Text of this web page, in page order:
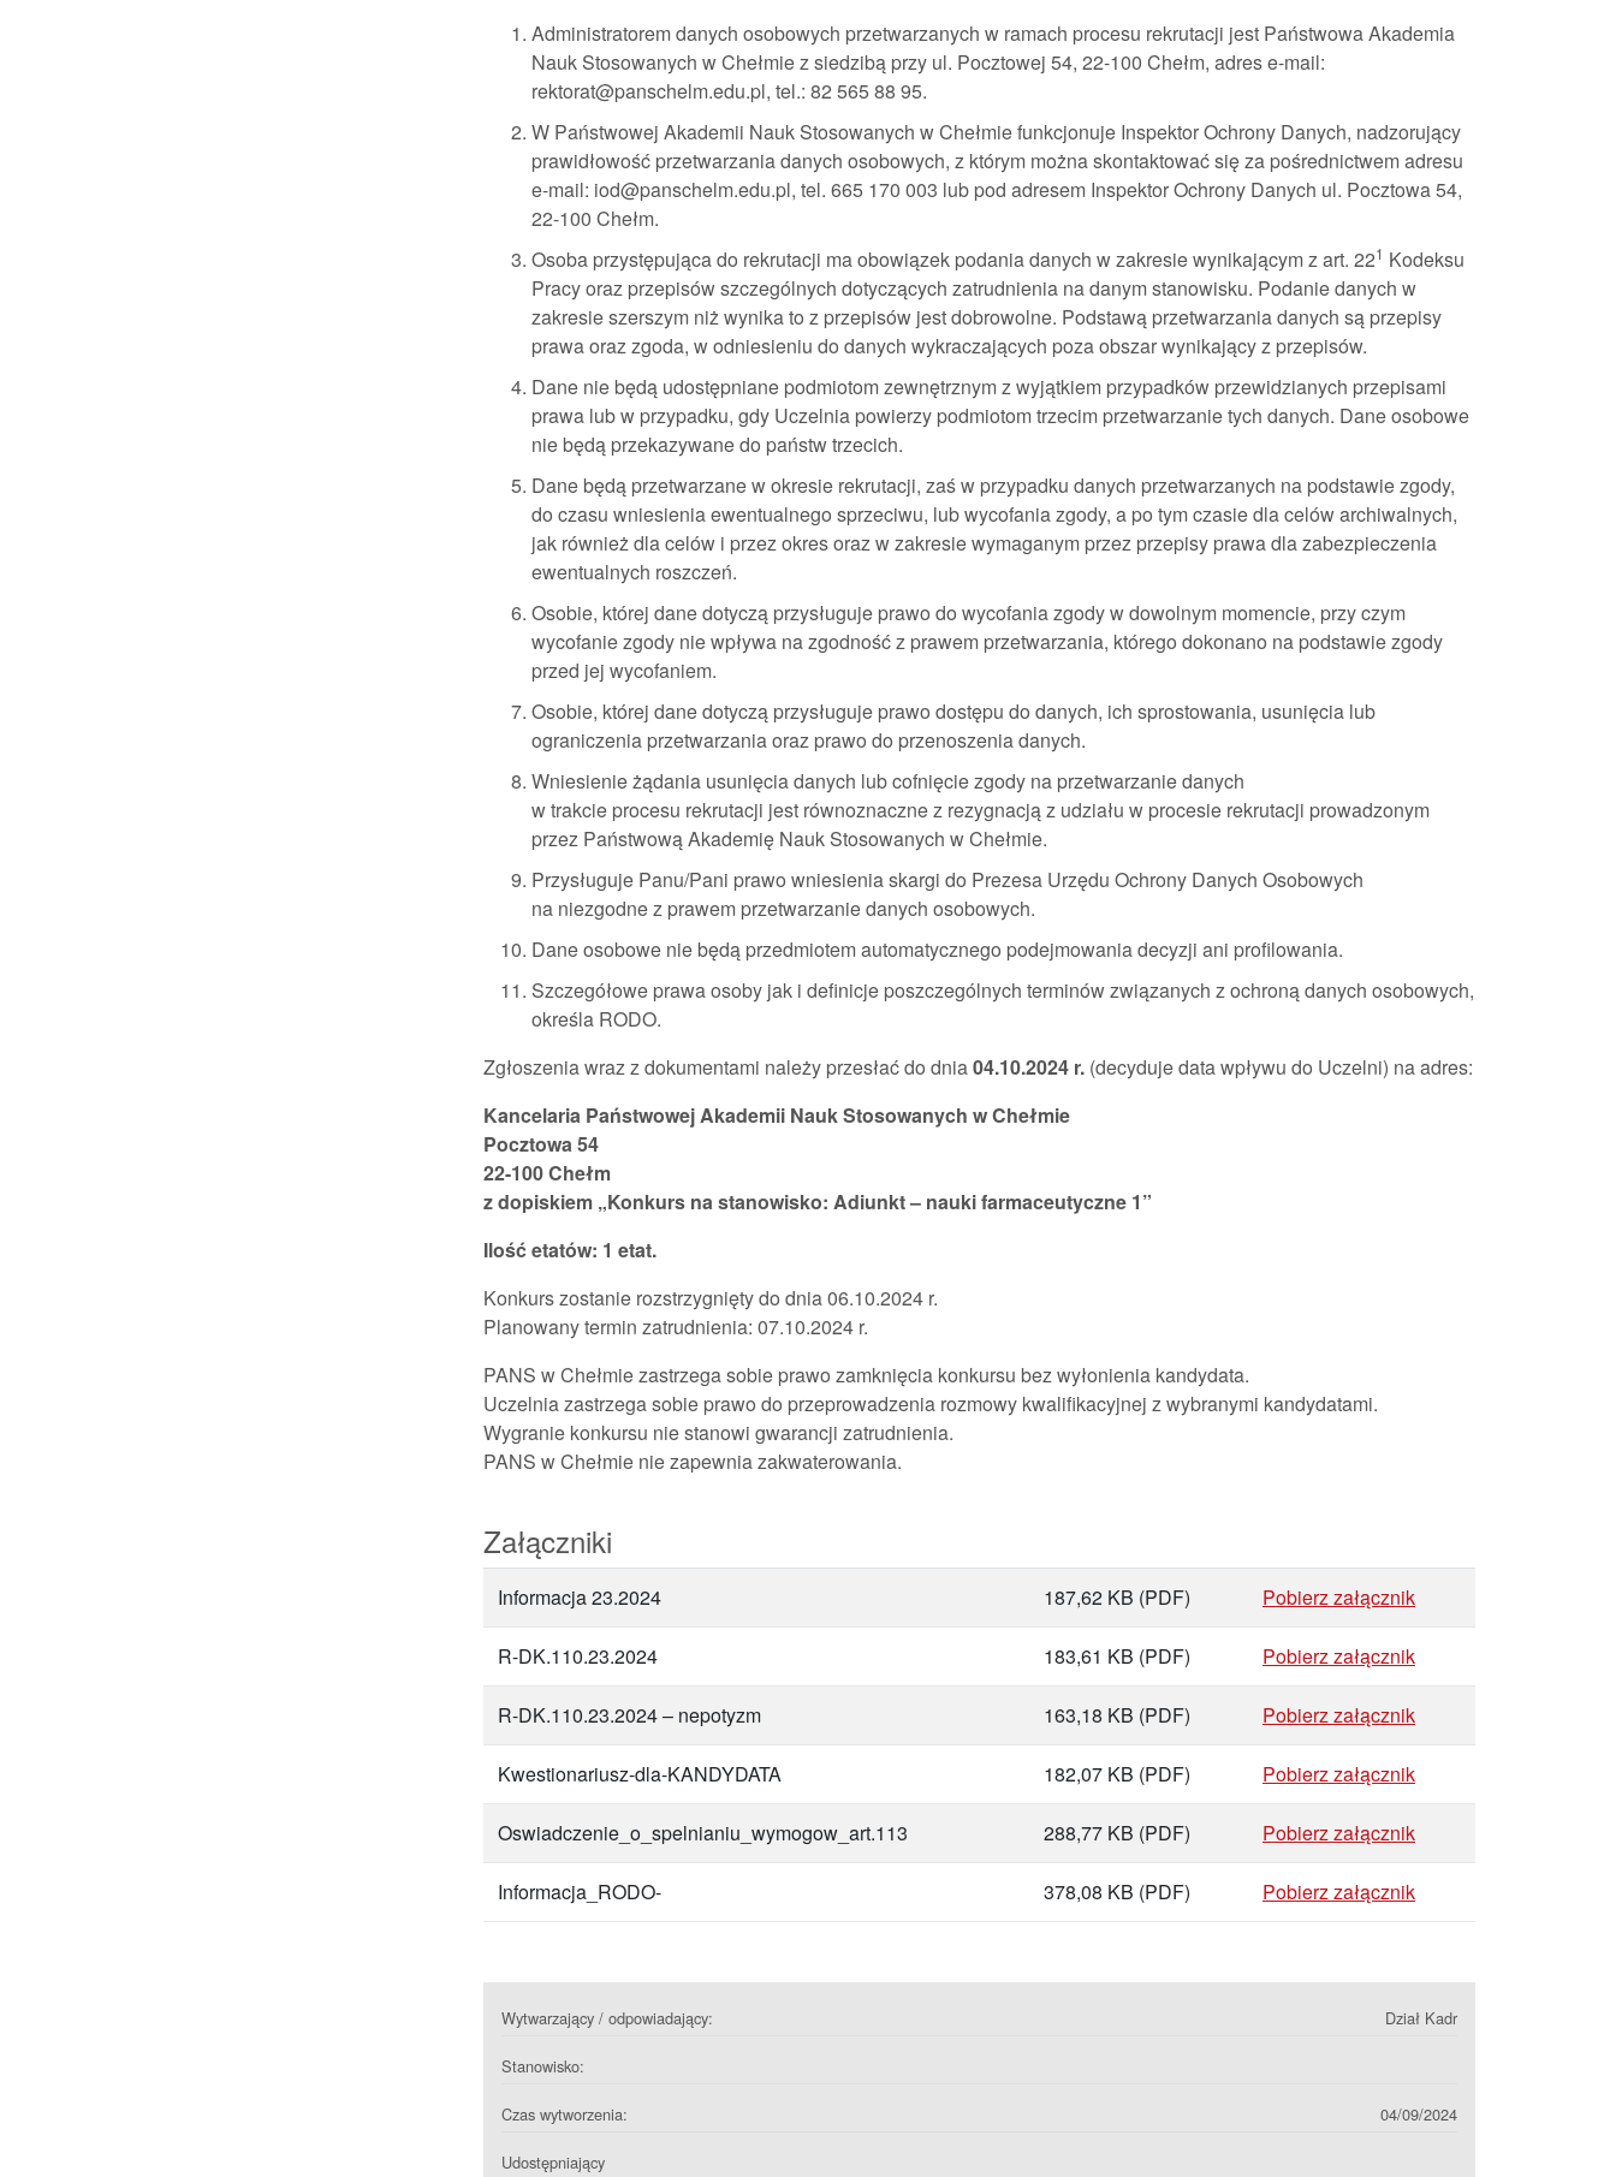
Administratorem danych osobowych przetwarzanych w ramach procesu rekrutacji jest Państwowa Akademia
Nauk Stosowanych w Chełmie z siedzibą przy ul. Pocztowej 54, 22-100 Chełm, adres e-mail:
rektorat@panschelm.edu.pl, tel.: 82 565 88 95.
W Państwowej Akademii Nauk Stosowanych w Chełmie funkcjonuje Inspektor Ochrony Danych, nadzorujący
prawidłowość przetwarzania danych osobowych, z którym można skontaktować się za pośrednictwem adresu
e-mail: iod@panschelm.edu.pl, tel. 665 170 003 lub pod adresem Inspektor Ochrony Danych ul. Pocztowa 54,
22-100 Chełm.
Osoba przystępująca do rekrutacji ma obowiązek podania danych w zakresie wynikającym z art. 221 Kodeksu
Pracy oraz przepisów szczególnych dotyczących zatrudnienia na danym stanowisku. Podanie danych w
zakresie szerszym niż wynika to z przepisów jest dobrowolne. Podstawą przetwarzania danych są przepisy
prawa oraz zgoda, w odniesieniu do danych wykraczających poza obszar wynikający z przepisów.
Dane nie będą udostępniane podmiotom zewnętrznym z wyjątkiem przypadków przewidzianych przepisami
prawa lub w przypadku, gdy Uczelnia powierzy podmiotom trzecim przetwarzanie tych danych. Dane osobowe
nie będą przekazywane do państw trzecich.
Dane będą przetwarzane w okresie rekrutacji, zaś w przypadku danych przetwarzanych na podstawie zgody,
do czasu wniesienia ewentualnego sprzeciwu, lub wycofania zgody, a po tym czasie dla celów archiwalnych,
jak również dla celów i przez okres oraz w zakresie wymaganym przez przepisy prawa dla zabezpieczenia
ewentualnych roszczeń.
Osobie, której dane dotyczą przysługuje prawo do wycofania zgody w dowolnym momencie, przy czym
wycofanie zgody nie wpływa na zgodność z prawem przetwarzania, którego dokonano na podstawie zgody
przed jej wycofaniem.
Osobie, której dane dotyczą przysługuje prawo dostępu do danych, ich sprostowania, usunięcia lub
ograniczenia przetwarzania oraz prawo do przenoszenia danych.
Wniesienie żądania usunięcia danych lub cofnięcie zgody na przetwarzanie danych
w trakcie procesu rekrutacji jest równoznaczne z rezygnacją z udziału w procesie rekrutacji prowadzonym
przez Państwową Akademię Nauk Stosowanych w Chełmie.
Przysługuje Panu/Pani prawo wniesienia skargi do Prezesa Urzędu Ochrony Danych Osobowych
na niezgodne z prawem przetwarzanie danych osobowych.
Dane osobowe nie będą przedmiotem automatycznego podejmowania decyzji ani profilowania.
Szczegółowe prawa osoby jak i definicje poszczególnych terminów związanych z ochroną danych osobowych,
określa RODO.
Zgłoszenia wraz z dokumentami należy przesłać do dnia04.10.2024 r. (decyduje data wpływu do Uczelni) na adres:
Kancelaria Państwowej Akademii Nauk Stosowanych w Chełmie
Pocztowa 54
22-100 Chełm
z dopiskiem „Konkurs na stanowisko: Adiunkt – nauki farmaceutyczne 1”
Ilość etatów: 1 etat.
Konkurs zostanie rozstrzygnięty do dnia 06.10.2024 r.
Planowany termin zatrudnienia: 07.10.2024 r.
PANS w Chełmie zastrzega sobie prawo zamknięcia konkursu bez wyłonienia kandydata.
Uczelnia zastrzega sobie prawo do przeprowadzenia rozmowy kwalifikacyjnej z wybranymi kandydatami.
Wygranie konkursu nie stanowi gwarancji zatrudnienia.
PANS w Chełmie nie zapewnia zakwaterowania.
Załączniki
Informacja 23.2024 187,62 KB (PDF) Pobierz załącznik
R-DK.110.23.2024 183,61 KB (PDF) Pobierz załącznik
R-DK.110.23.2024 – nepotyzm 163,18 KB (PDF) Pobierz załącznik
Kwestionariusz-dla-KANDYDATA 182,07 KB (PDF) Pobierz załącznik
Oswiadczenie_o_spelnianiu_wymogow_art.113 288,77 KB (PDF) Pobierz załącznik
Informacja_RODO- 378,08 KB (PDF) Pobierz załącznik
Wytwarzający / odpowiadający: Dział Kadr
Stanowisko:
Czas wytworzenia: 04/09/2024
Udostępniający